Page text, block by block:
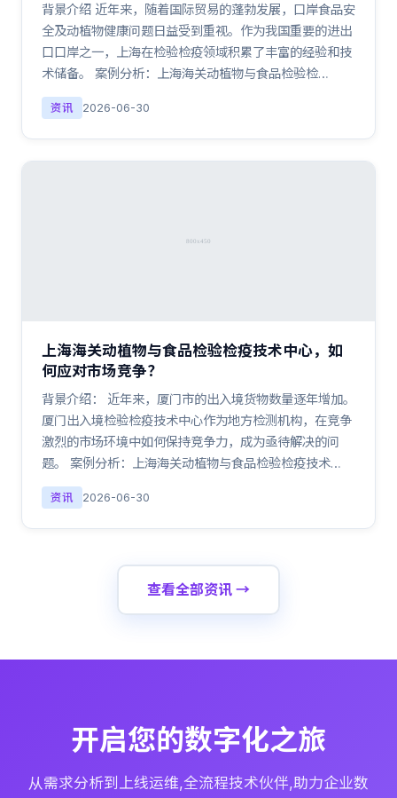
背景介绍 近年来，随着国际贸易的蓬勃发展，口岸食品安
全及动植物健康问题日益受到重视。作为我国重要的进出
口口岸之一，上海在检验检疫领域积累了丰富的经验和技
术储备。 案例分析：上海海关动植物与食品检验检…
资讯 2026-06-30
上海海关动植物与食品检验检疫技术中心，如
何应对市场竞争？
背景介绍： 近年来，厦门市的出入境货物数量逐年增加。
厦门出入境检验检疫技术中心作为地方检测机构，在竞争
激烈的市场环境中如何保持竞争力，成为亟待解决的问
题。 案例分析：上海海关动植物与食品检验检疫技术…
资讯 2026-06-30
查看全部资讯 →
开启您的数字化之旅
从需求分析到上线运维,全流程技术伙伴,助力企业数